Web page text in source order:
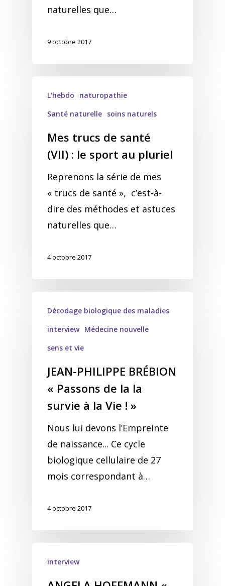
naturelles que…
9 octobre 2017
L'hebdo
naturopathie
Santé naturelle soins naturels
Mes trucs de santé
(VII) : le sport au pluriel
Reprenons la série de mes
« trucs de santé », c’est-à-
dire des méthodes et astuces
naturelles que…
4 octobre 2017
Décodage biologique des maladies
interview Médecine nouvelle
sens et vie
JEAN-PHILIPPE BRÉBION
« Passons de la la
survie à la Vie ! »
Nous lui devons l’Empreinte
de naissance... Ce cycle
biologique cellulaire de 27
mois correspondant à…
4 octobre 2017
interview